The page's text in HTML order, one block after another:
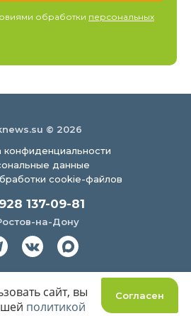
обработки персональных
© 2026
конфиденциальности
данные
cookie-файлов
137-09-81
на-Дону
Согласен
сайт, вы
политикой